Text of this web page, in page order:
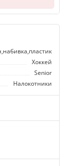
Хоккей
Senior
Налокотники